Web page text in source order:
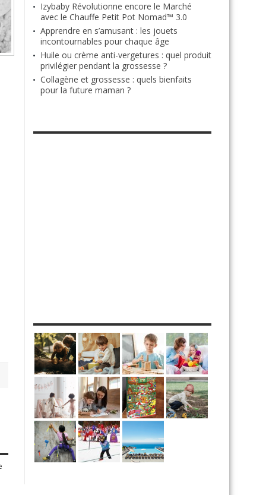
Izybaby Révolutionne encore le Marché
avec le Chauffe Petit Pot Nomad™ 3.0
Apprendre en s’amusant : les jouets
incontournables pour chaque âge
Huile ou crème anti-vergetures : quel produit
privilégier pendant la grossesse ?
Collagène et grossesse : quels bienfaits
pour la future maman ?